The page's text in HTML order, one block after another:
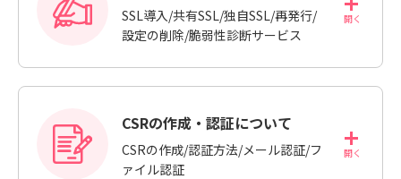
SSL導入/共有SSL/独自SSL/再発行/
設定の削除/脆弱性診断サービス
CSRの作成・認証について
CSRの作成/認証方法/メール認証/フ
ァイル認証